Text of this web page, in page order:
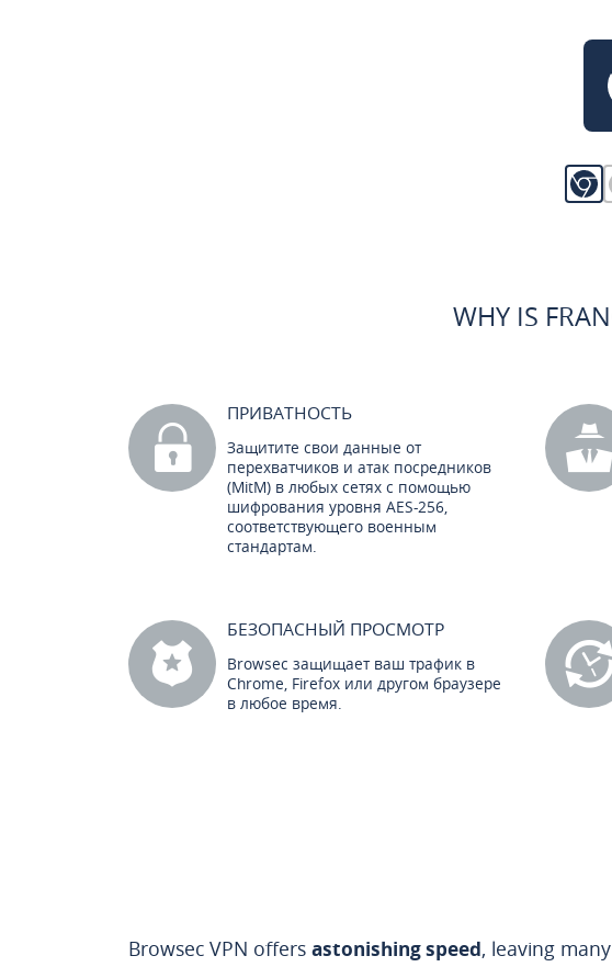
WHY IS
ПРИВАТНОСТЬ
Защитите свои данные от
перехватчиков и атак посредников
(MitM) в любых сетях с помощью
шифрования уровня AES-256,
соответствующего военным
стандартам.
БЕЗОПАСНЫЙ ПРОСМОТР
Browsec защищает ваш трафик в
Chrome, Firefox или другом браузере
в любое время.
Browsec VPN offers astonishing speed, leaving